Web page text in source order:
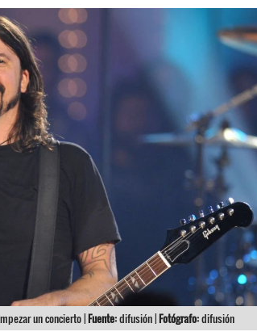
un concierto |Fuente:difusión |Fotógrafo:difusión